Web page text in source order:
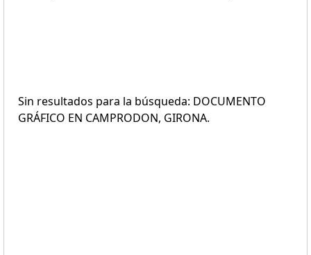
Sin resultados para la búsqueda: DOCUMENTO
GRÁFICO EN CAMPRODON, GIRONA.